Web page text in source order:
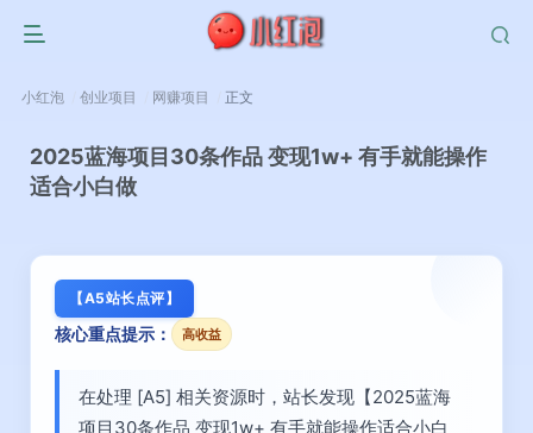
小红泡 创业项目 网赚项目 正文
2025蓝海项目30条作品 变现1w+ 有手就能操作
适合小白做
【A5站长点评】
核心重点提示： 高收益
在处理 [A5] 相关资源时，站长发现【2025蓝海
项目30条作品 变现1w+ 有手就能操作适合小白